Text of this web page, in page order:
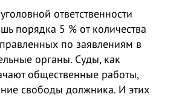
ответственности
порядка 5 % от количества
по заявлениям в
органы. Суды, как
общественные работы,
свободы должника. И этих